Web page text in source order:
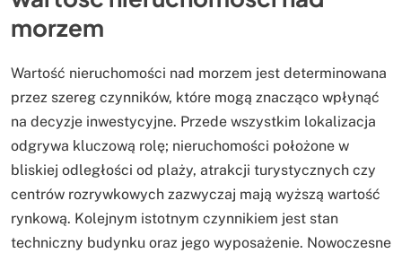
morzem
Wartość nieruchomości nad morzem jest determinowana
przez szereg czynników, które mogą znacząco wpłynąć
na decyzje inwestycyjne. Przede wszystkim lokalizacja
odgrywa kluczową rolę; nieruchomości położone w
bliskiej odległości od plaży, atrakcji turystycznych czy
centrów rozrywkowych zazwyczaj mają wyższą wartość
rynkową. Kolejnym istotnym czynnikiem jest stan
techniczny budynku oraz jego wyposażenie. Nowoczesne